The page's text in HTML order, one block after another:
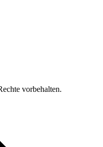
vorbehalten.